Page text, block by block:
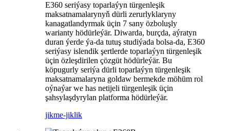
E360 seriýasy toparlaýyn türgenleşik
maksatnamalarynyň dürli zerurlyklaryny
kanagatlandyrmak üçin 7 sany özboluşly
warianty hödürleýär. Diwarda, burçda, aýratyn
duran ýerde ýa-da tutuş studiýada bolsa-da, E360
seriýasy islendik şertlerde toparlaýyn türgenleşik
üçin özleşdirilen çözgüt hödürleýär. Bu
köpugurly seriýa dürli toparlaýyn türgenleşik
maksatnamalaryna goldaw bermekde möhüm rol
oýnaýar we has netijeli türgenleşik üçin
şahsylaşdyrylan platforma hödürleýär.
jikme-jiklik